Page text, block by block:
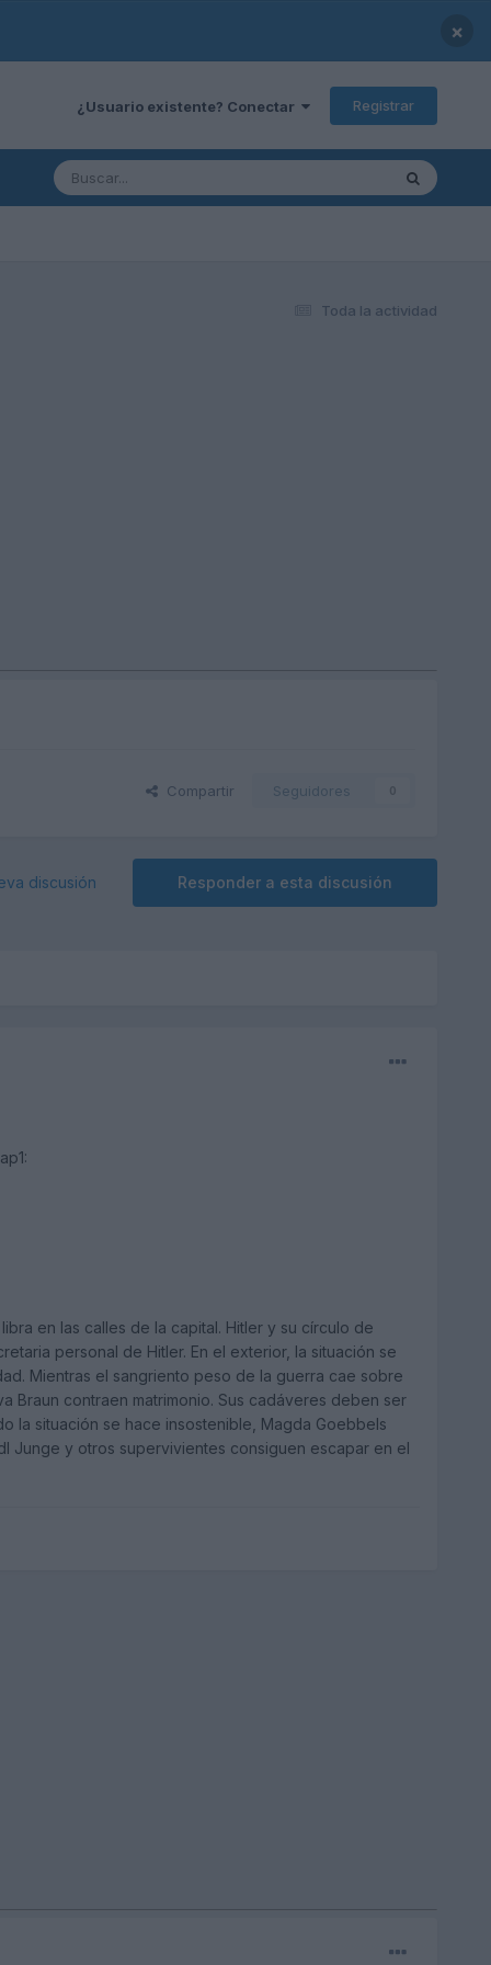
×
¿Usuario existente? Conectar Registrar
Toda la actividad
Compartir Seguidores 0
Responder a esta discusión
discusión
en las calles de la capital. Hitler y su círculo de
personal de Hitler. En el exterior, la situación se
Mientras el sangriento peso de la guerra cae sobre
Braun contraen matrimonio. Sus cadáveres deben ser
la situación se hace insostenible, Magda Goebbels
Junge y otros supervivientes consiguen escapar en el